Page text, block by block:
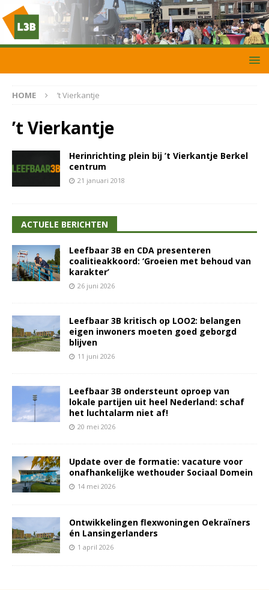
HOME ’t Vierkantje
’t Vierkantje
Herinrichting plein bij ’t Vierkantje Berkel
centrum
21 januari 2018
ACTUELE BERICHTEN
Leefbaar 3B en CDA presenteren
coalitieakkoord: ‘Groeien met behoud van
karakter’
26 juni 2026
Leefbaar 3B kritisch op LOO2: belangen
eigen inwoners moeten goed geborgd
blijven
11 juni 2026
Leefbaar 3B ondersteunt oproep van
lokale partijen uit heel Nederland: schaf
het luchtalarm niet af!
20 mei 2026
Update over de formatie: vacature voor
onafhankelijke wethouder Sociaal Domein
14 mei 2026
Ontwikkelingen flexwoningen Oekraïners
én Lansingerlanders
1 april 2026